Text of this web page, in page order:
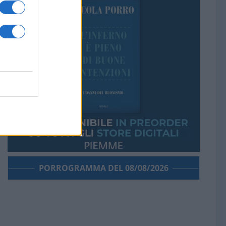
PORROGRAMMA DEL 08/08/2026